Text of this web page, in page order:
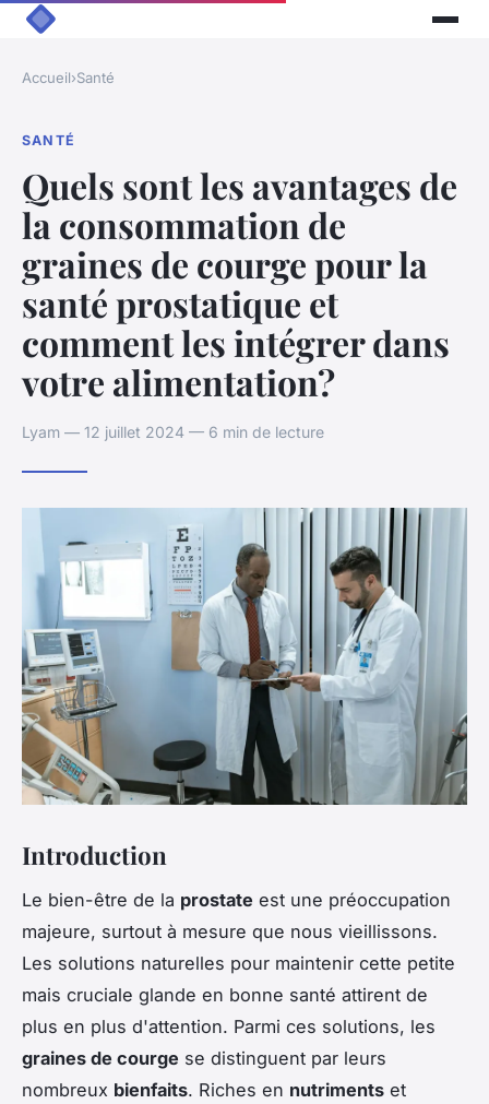
Accueil›Santé
SANTÉ
Quels sont les avantages de
la consommation de
graines de courge pour la
santé prostatique et
comment les intégrer dans
votre alimentation?
Lyam — 12 juillet 2024 — 6 min de lecture
Introduction
Le bien-être de la prostate est une préoccupation
majeure, surtout à mesure que nous vieillissons.
Les solutions naturelles pour maintenir cette petite
mais cruciale glande en bonne santé attirent de
plus en plus d'attention. Parmi ces solutions, les
graines de courge se distinguent par leurs
nombreux bienfaits. Riches en nutriments et